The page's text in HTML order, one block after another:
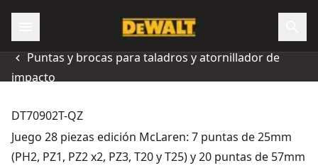
Puntas y brocas para taladros y atornillador de
impacto
DT70902T-QZ
Juego 28 piezas edición McLaren: 7 puntas de 25mm
(PH2, PZ1, PZ2 x2, PZ3, T20 y T25) y 20 puntas de 57mm